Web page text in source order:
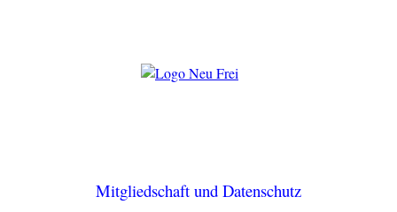
Mitgliedschaft und Datenschutz